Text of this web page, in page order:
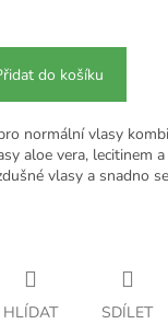
do košíku
normální vlasy
aloe vera, lecitinem
vlasy a snadno
HLÍDAT SDÍLET